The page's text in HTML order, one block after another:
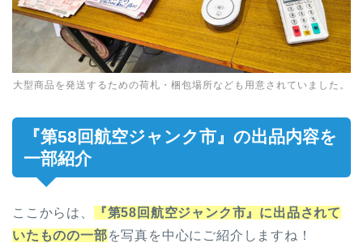
大型商品を発送するための荷札・梱包場所なども用意されていました。
『第58回航空ジャンク市』の出品内容を
一部紹介
ここからは、
『第58回航空ジャンク市』に出品されて
いたものの一部を写真を中心にご紹介しますね！